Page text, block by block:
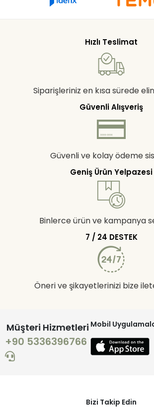
Hızlı Teslimat
Siparişleriniz en kısa sürede
Güvenli Alışveriş
Güvenli ve kolay ödeme
Geniş Ürün Yelpazesi
Binlerce ürün ve kampanya
7 / 24 DESTEK
Öneri ve şikayetlerinizi bize
Müşteri Hizmetleri
+90 5336396766
Mobil
Bizi Takip Edin